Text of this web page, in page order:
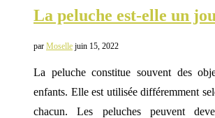
La peluche est-elle un
par Moselle juin 15, 2022
La peluche constitue souvent des
enfants. Elle est utilisée différemment
chacun. Les peluches peuvent